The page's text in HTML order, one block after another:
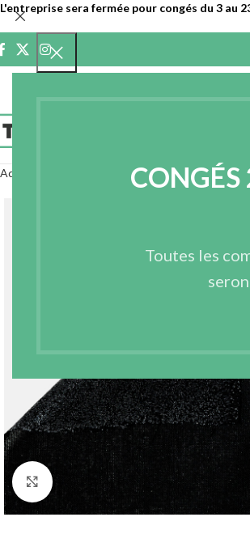
Toutes les
Accueil Entoilages tissés
Agrandir
L'entreprise sera fermée pour congés du 3